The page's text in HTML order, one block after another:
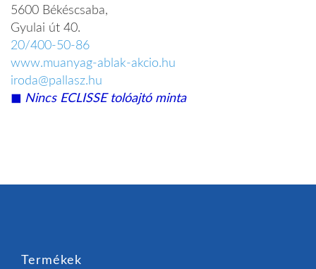
5600 Békéscsaba,
Gyulai út 40.
20/400-50-86
www.muanyag-ablak-akcio.hu
iroda@pallasz.hu
◼︎ Nincs ECLISSE tolóajtó minta
Termékek